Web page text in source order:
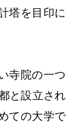
塔を目印に
寺院の一つ
と設立され
ての大学で